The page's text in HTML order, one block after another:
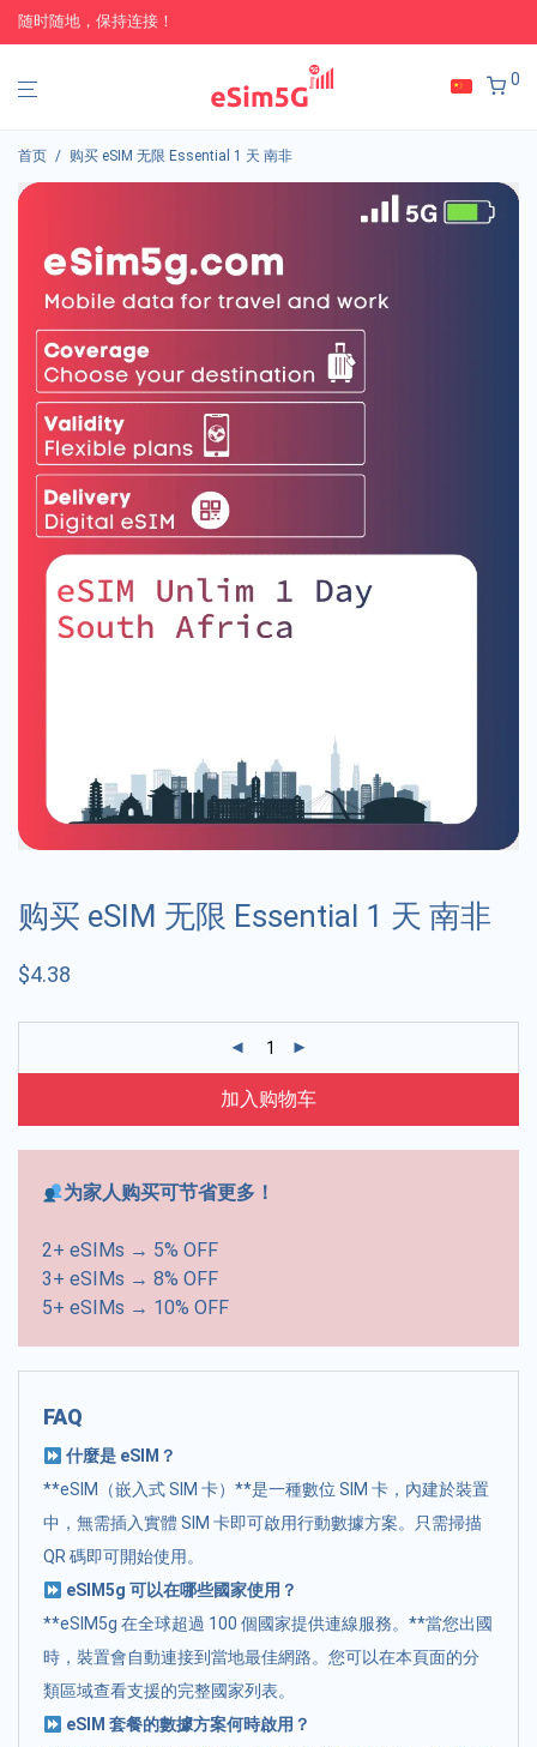
随时随地，保持连接！
0
首页 / 购买 eSIM 无限 Essential 1 天 南非
购买 eSIM 无限 Essential 1 天 南非
$4.38
加入购物车
为家人购买可节省更多！
2+ eSIMs → 5% OFF
3+ eSIMs → 8% OFF
5+ eSIMs → 10% OFF
FAQ
什麼是 eSIM？
**eSIM（嵌入式 SIM 卡）**是一種數位 SIM 卡，內建於裝置
中，無需插入實體 SIM 卡即可啟用行動數據方案。只需掃描
QR 碼即可開始使用。
eSIM5g 可以在哪些國家使用？
**eSIM5g 在全球超過 100 個國家提供連線服務。**當您出國
時，裝置會自動連接到當地最佳網路。您可以在本頁面的分
類區域查看支援的完整國家列表。
eSIM 套餐的數據方案何時啟用？